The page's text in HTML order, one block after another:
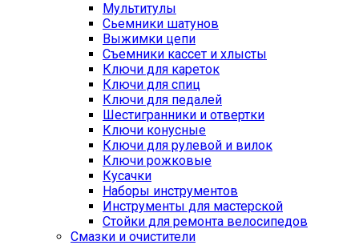
Мультитулы
Сьемники шатунов
Выжимки цепи
Съемники кассет и хлысты
Ключи для кареток
Ключи для спиц
Ключи для педалей
Шестигранники и отвертки
Ключи конусные
Ключи для рулевой и вилок
Ключи рожковые
Кусачки
Наборы инструментов
Инструменты для мастерской
Стойки для ремонта велосипедов
Смазки и очистители